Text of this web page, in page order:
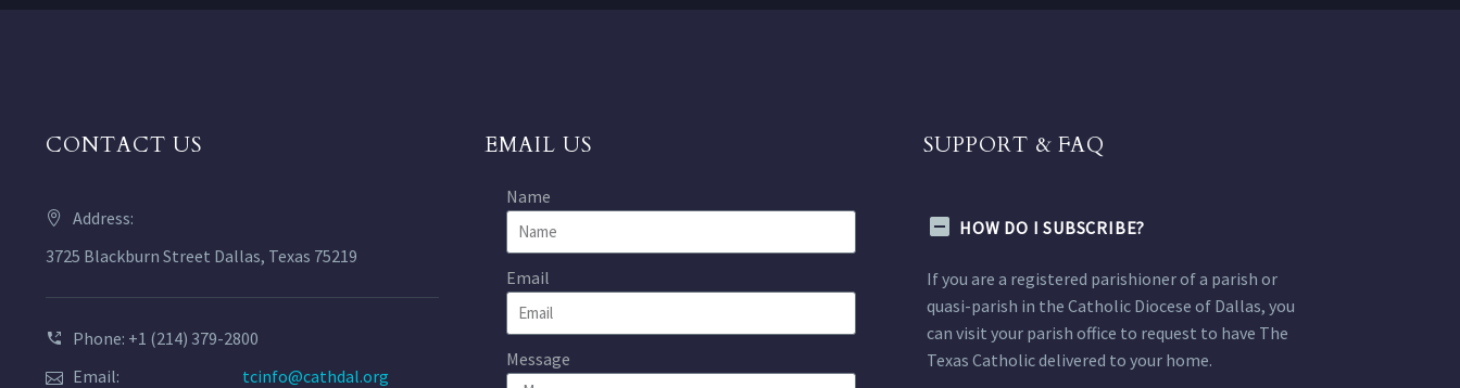
CONTACT US
Address:
3725 Blackburn Street Dallas, Texas 75219
Phone: +1 (214) 379-2800
Email:
tcinfo@cathdal.org
EMAIL US
Name
Email
Message
SUPPORT & FAQ
HOW DO I SUBSCRIBE?
If you are a registered parishioner of a parish or
quasi-parish in the Catholic Diocese of Dallas, you
can visit your parish office to request to have The
Texas Catholic delivered to your home.